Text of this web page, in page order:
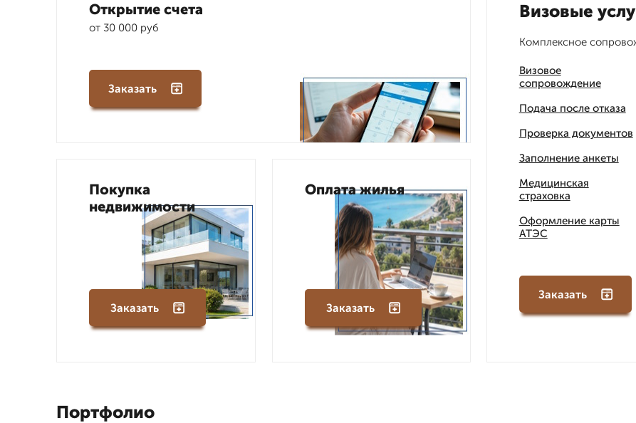
Открытие счета
от 30 000 руб
Заказать
Покупка
недвижимости
Заказать
Оплата жилья
Заказать
Визовые
Комплексное
Визовое
сопровождение
Подача после отказа
Проверка документов
Заполнение анкеты
Медицинская
страховка
Оформление карты
АТЭС
Заказать
Портфолио